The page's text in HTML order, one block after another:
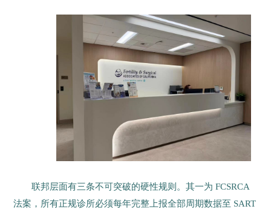
联邦层面有三条不可突破的硬性规则。其一为 FCSRCA
法案，所有正规诊所必须每年完整上报全部周期数据至 SART